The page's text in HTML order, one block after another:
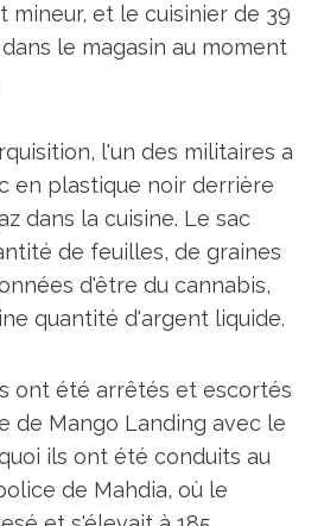
mineur, et le cuisinier de 39
le magasin au moment
l'un des militaires a
en plastique noir derrière
dans la cuisine. Le sac
de feuilles, de graines
d'être du cannabis,
quantité d'argent liquide.
ont été arrêtés et escortés
de Mango Landing avec le
ils ont été conduits au
de Mahdia, où le